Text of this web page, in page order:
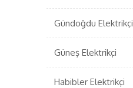
Gündoğdu Elektrikçi
Güneş Elektrikçi
Habibler Elektrikçi